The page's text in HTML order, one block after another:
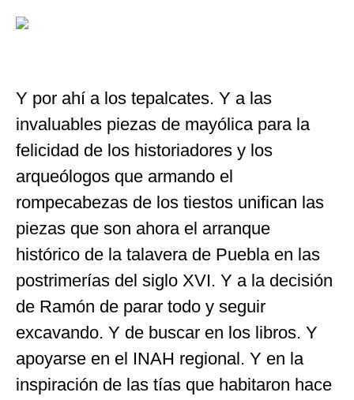
Y por ahí a los tepalcates. Y a las
invaluables piezas de mayólica para la
felicidad de los historiadores y los
arqueólogos que armando el
rompecabezas de los tiestos unifican las
piezas que son ahora el arranque
histórico de la talavera de Puebla en las
postrimerías del siglo XVI. Y a la decisión
de Ramón de parar todo y seguir
excavando. Y de buscar en los libros. Y
apoyarse en el INAH regional. Y en la
inspiración de las tías que habitaron hace